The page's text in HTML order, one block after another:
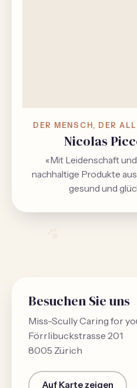
DER MENSCH, DER
Nicolas
«Mit Leidenschaft
nachhaltige Produkte
gesund und
Besuchen Sie uns
Miss-Scully Caring for
Förrlibuckstrasse 201
8005 Zürich
Auf Karte zeigen